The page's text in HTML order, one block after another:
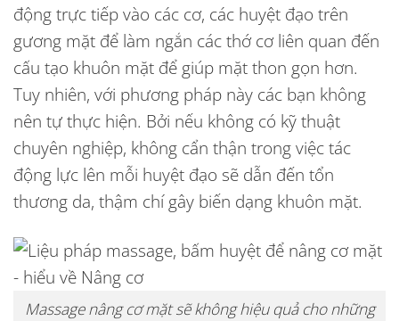
động trực tiếp vào các cơ, các huyệt đạo trên
gương mặt để làm ngắn các thớ cơ liên quan đến
cấu tạo khuôn mặt để giúp mặt thon gọn hơn.
Tuy nhiên, với phương pháp này các bạn không
nên tự thực hiện. Bởi nếu không có kỹ thuật
chuyên nghiệp, không cẩn thận trong việc tác
động lực lên mỗi huyệt đạo sẽ dẫn đến tổn
thương da, thậm chí gây biến dạng khuôn mặt.
Massage nâng cơ mặt sẽ không hiệu quả cho những